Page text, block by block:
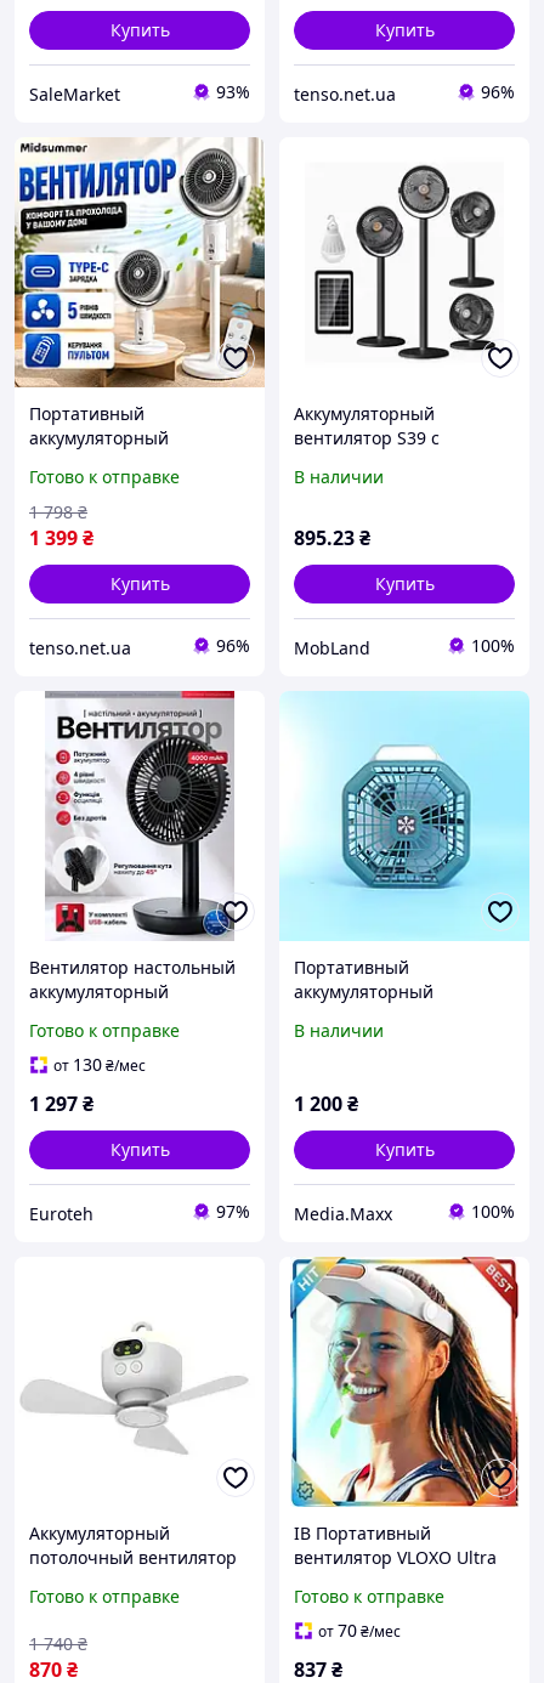
Купить
SaleMarket 93%
Купить
tenso.net.ua 96%
Портативный
аккумуляторный
USB Type-C для дома
офиса дачи кемпинга
переносной
Готово к отправке
1 399₴
1 798 ₴
Купить
tenso.net.ua 96%
Аккумуляторный
вентилятор S39 с
скоростями Портативный
дачи, кемпинга, рыбалки
В наличии
895.23₴
Купить
MobLand 100%
Вентилятор настольный
аккумуляторный
портативный 4 режима
скорости для пк дома
комплект + USB кабель
Готово к отправке
от 130₴/мес
1 297₴
Купить
Euroteh 97%
Портативный
аккумуляторный
кемпинга и работы
В наличии
1 200₴
Купить
Media.Maxx 100%
Аккумуляторный
потолочный вентилятор
пультом 8000mAh USB,
для дома, дачи, кемпинга
Готово к отправке
870₴
1 740 ₴
ІВ Портативный
вентилятор VLOXO Ultra
козырьком для
путешествий и кемпинга
Готово к отправке
от70₴/мес
837₴